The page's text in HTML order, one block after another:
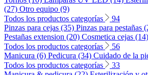
(27) Otro equipo (9)
Todos los productos categorías
94
Pinzas para cejas (35) Pinzas para pestañas
Pestañas extension (20) Cosmetica cejas (14)
Todos los productos categorías
56
Manicura (6) Pedicura (34) Cuidado de la
Todos los productos categorías
33